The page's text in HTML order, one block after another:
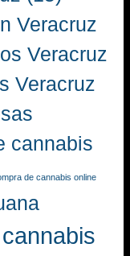
Veracruz
Veracruz
Veracruz
cannabis
de cannabis online